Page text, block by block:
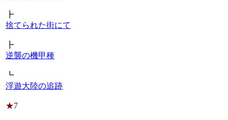
┣
捨てられた街にて
┣
逆襲の機甲種
┗
浮遊大陸の追跡
★7